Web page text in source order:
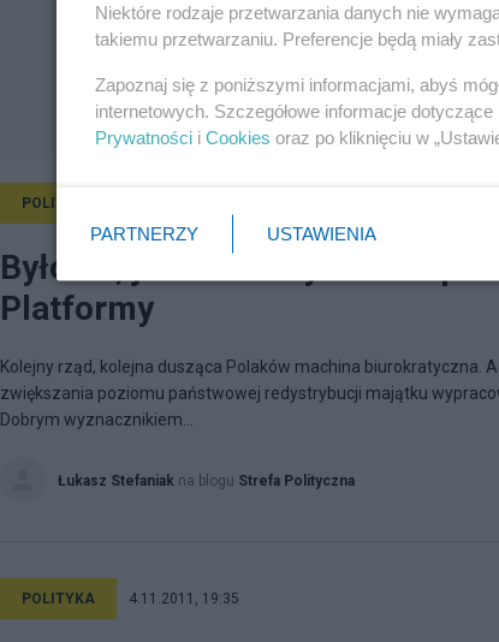
POLITYKA
Było 17, jest 18 - czyli "tanie
Platformy
Kolejny rząd, kolejna dusząca Polaków machina biurokratyczna.
zwiększania poziomu państwowej redystrybucji majątku
Dobrym wyznacznikiem...
Łukasz Stefaniak na blogu Strefa Polityczna
POLITYKA 4.11.2011, 19:35
Niektóre rodzaje przetwarzania danych nie
takiemu przetwarzaniu. Preferencje będą miały
Zapoznaj się z poniższymi informacjami, abyś
internetowych. Szczegółowe informacje
Prywatności i Cookies oraz po kliknięciu w
PARTNERZY USTAWIENIA